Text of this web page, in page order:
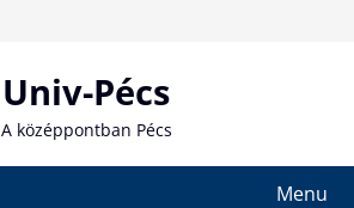
Univ-Pécs
A középpontban Pécs
Menu